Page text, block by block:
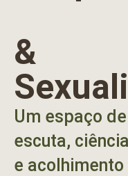
&
Um espaço de
escuta, ciência
e acolhimento